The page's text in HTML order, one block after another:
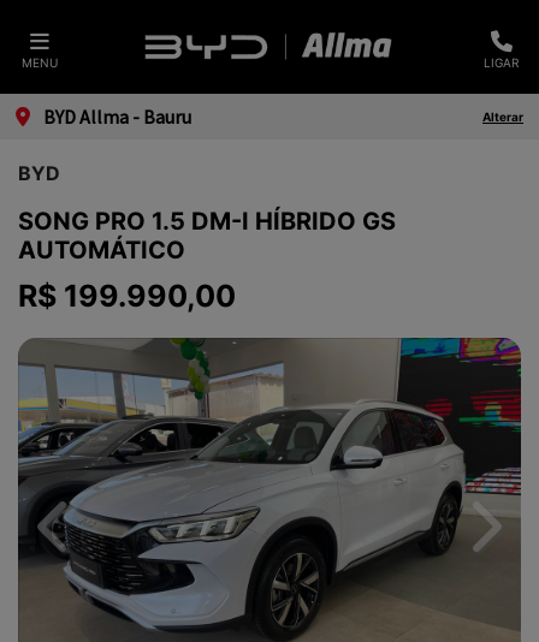
MENU LIGAR
BYD Allma - Bauru Alterar
BYD
SONG PRO 1.5 DM-I HÍBRIDO GS
AUTOMÁTICO
R$ 199.990,00
Previous Next